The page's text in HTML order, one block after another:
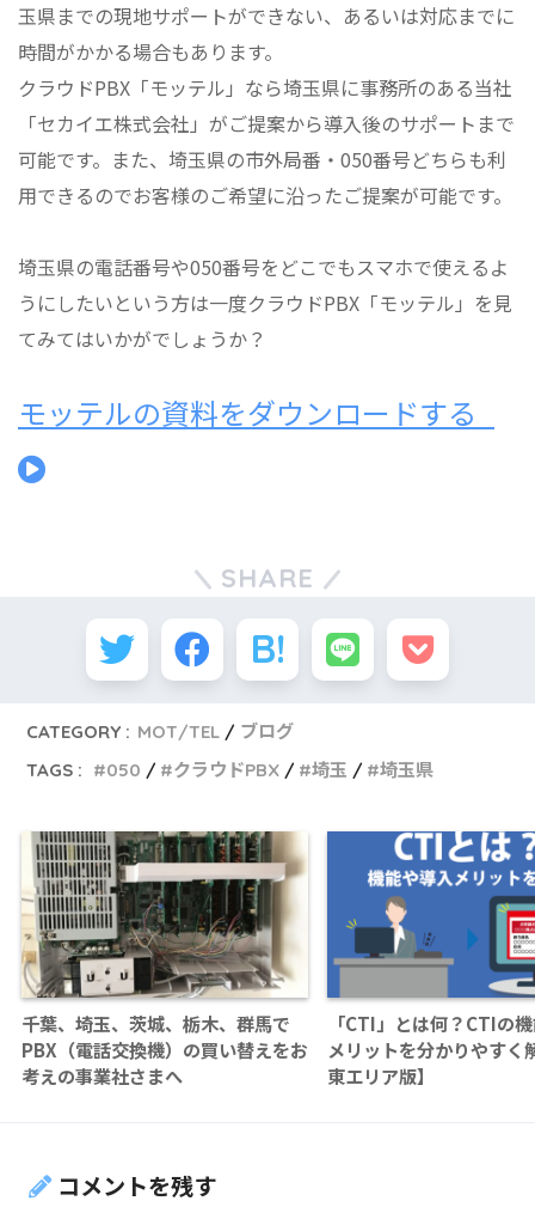
玉県までの現地サポートができない、あるいは対応までに
時間がかかる場合もあります。
クラウドPBX「モッテル」なら埼玉県に事務所のある当社
「セカイエ株式会社」がご提案から導入後のサポートまで
可能です。また、埼玉県の市外局番・050番号どちらも利
用できるのでお客様のご希望に沿ったご提案が可能です。
埼玉県の電話番号や050番号をどこでもスマホで使えるよ
うにしたいという方は一度クラウドPBX「モッテル」を見
てみてはいかがでしょうか？
モッテルの資料をダウンロードする
SHARE
CATEGORY : MOT/TEL
ブログ
TAGS :
050 クラウドPBX 埼玉 埼玉県
千葉、埼玉、茨城、栃木、群馬で
PBX（電話交換機）の買い替えをお
考えの事業社さまへ
「CTI」とは何？CTIの
メリットを分かりやすく
東エリア版】
コメントを残す